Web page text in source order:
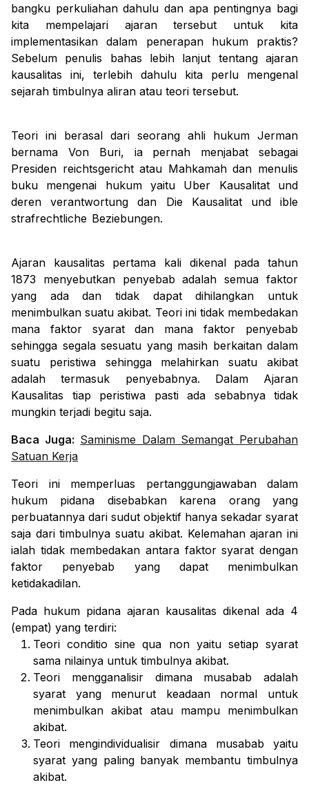
bangku perkuliahan dahulu dan apa pentingnya bagi
kita mempelajari ajaran tersebut untuk kita
implementasikan dalam penerapan hukum praktis?
Sebelum penulis bahas lebih lanjut tentang ajaran
kausalitas ini, terlebih dahulu kita perlu mengenal
sejarah timbulnya aliran atau teori tersebut.
Teori ini berasal dari seorang ahli hukum Jerman
bernama Von Buri, ia pernah menjabat sebagai
Presiden reichtsgerichtatau Mahkamah dan menulis
buku mengenai hukum yaitu Uber Kausalitat und
deren verantwortungdan Die Kausalitat und ible
strafrechtliche Beziebungen.
Ajaran kausalitas pertama kali dikenal pada tahun
1873 menyebutkan penyebab adalah semua faktor
yang ada dan tidak dapat dihilangkan untuk
menimbulkan suatu akibat. Teori ini tidak membedakan
mana faktor syarat dan mana faktor penyebab
sehingga segala sesuatu yang masih berkaitan dalam
suatu peristiwa sehingga melahirkan suatu akibat
adalah termasuk penyebabnya. Dalam Ajaran
Kausalitas tiap peristiwa pasti ada sebabnya tidak
mungkin terjadi begitu saja.
Baca Juga: Saminisme Dalam Semangat Perubahan
Satuan Kerja
Teori ini memperluas pertanggungjawaban dalam
hukum pidana disebabkan karena orang yang
perbuatannya dari sudut objektif hanya sekadar syarat
saja dari timbulnya suatu akibat. Kelemahan ajaran ini
ialah tidak membedakan antara faktor syarat dengan
faktor penyebab yang dapat menimbulkan
ketidakadilan.
Pada hukum pidana ajaran kausalitas dikenal ada 4
(empat) yang terdiri:
Teoriconditio sine qua nonyaitu setiap syarat
sama nilainya untuk timbulnya akibat.
Teori mengganalisir dimana musabab adalah
syarat yang menurut keadaan normal untuk
menimbulkan akibat atau mampu menimbulkan
akibat.
Teori mengindividualisir dimana musabab yaitu
syarat yang paling banyak membantu timbulnya
akibat.